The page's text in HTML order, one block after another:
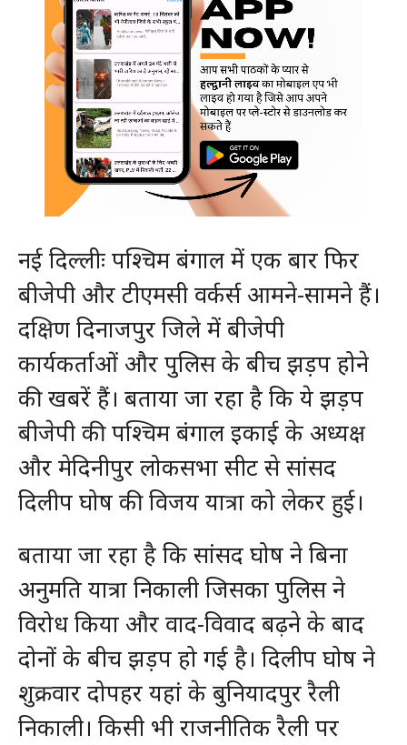
नई दिल्लीः पश्चिम बंगाल में एक बार फिर
बीजेपी और टीएमसी वर्कर्स आमने-सामने हैं।
दक्षिण दिनाजपुर जिले में बीजेपी
कार्यकर्ताओं और पुलिस के बीच झड़प होने
की खबरें हैं। बताया जा रहा है कि ये झड़प
बीजेपी की पश्चिम बंगाल इकाई के अध्यक्ष
और मेदिनीपुर लोकसभा सीट से सांसद
दिलीप घोष की विजय यात्रा को लेकर हुई।
बताया जा रहा है कि सांसद घोष ने बिना
अनुमति यात्रा निकाली जिसका पुलिस ने
विरोध किया और वाद-विवाद बढ़ने के बाद
दोनों के बीच झड़प हो गई है। दिलीप घोष ने
शुक्रवार दोपहर यहां के बुनियादपुर रैली
निकाली। किसी भी राजनीतिक रैली पर